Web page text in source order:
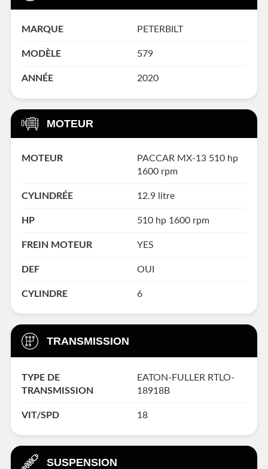
MARQUE PETERBILT
MODÈLE 579
ANNÉE 2020
MOTEUR
MOTEUR
PACCAR MX-13 510 hp
1600 rpm
CYLINDRÉE 12.9 litre
HP 510 hp 1600 rpm
FREIN MOTEUR YES
DEF OUI
CYLINDRE 6
TRANSMISSION
TYPE DE
TRANSMISSION
EATON-FULLER RTLO-
18918B
VIT/SPD 18
SUSPENSION